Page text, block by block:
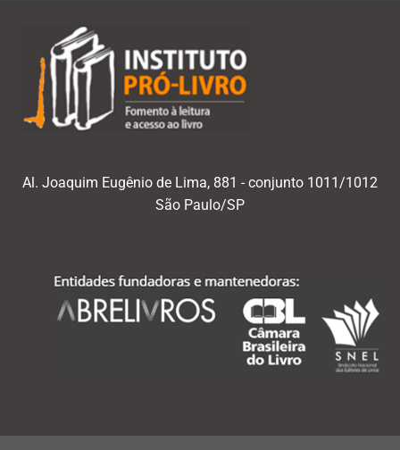
Al. Joaquim Eugênio de Lima, 881 - conjunto 1011/1012
São Paulo/SP